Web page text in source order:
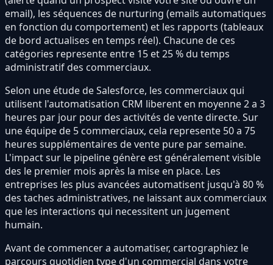
email), les séquences de nurturing (emails automatiques
en fonction du comportement) et les rapports (tableaux
de bord actualises en temps réel). Chacune de ces
catégories represente entre 15 et 25 % du temps
administratif des commerciaux.
Selon une étude de Salesforce, les commerciaux qui
utilisent l'automatisation CRM liberent en moyenne 2 a 3
heures par jour pour des activités de vente directe. Sur
une équipe de 5 commerciaux, cela represente 50 a 75
heures supplémentaires de vente pure par semaine.
L'impact sur le pipeline génère est généralement visible
des le premier mois après la mise en place. Les
entreprises les plus avancées automatisent jusqu'à 80 %
des taches administratives, ne laissant aux commerciaux
que les interactions qui necessitent un jugement
humain.
Avant de commencer a automatiser, cartographiez le
parcours quotidien type d'un commercial dans votre